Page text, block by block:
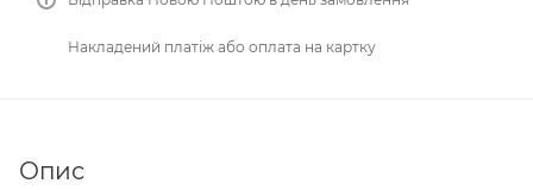
Накладений платіж або оплата на картку
Опис